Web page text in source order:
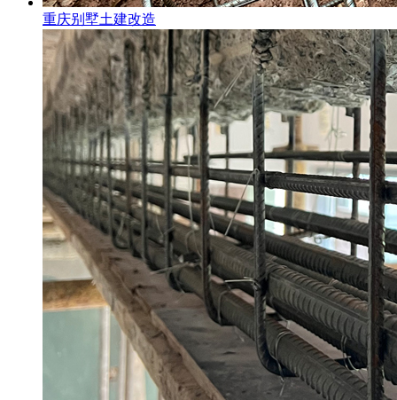
重庆别墅土建改造